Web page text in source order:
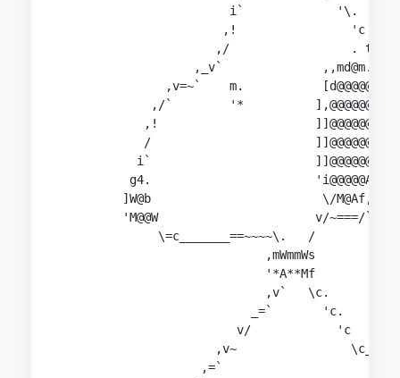
                        i`             '\.
                       ,!                'c
                      ,/                 . t
                   ,_v`              ,,md@m.\
               ,v=~`    m.           [d@@@@@/i
             ,/`        '*          ],@@@@@@[[
            ,!                      ]]@@@@@@[[
            /                       ]]@@@@@@[[
           i`                       ]]@@@@@@[[
          g4.                       'i@@@@@A\!
         ]W@b                        \/M@Af,!
         'M@@W                      v/~===/`
              \=c_______==~~~~\.   /
                             ,mWmmWs
                             '*A**Mf
                             ,v`   \c.
_=`       'c.
v/            'c
,v~                \c_
,=`                     ~~